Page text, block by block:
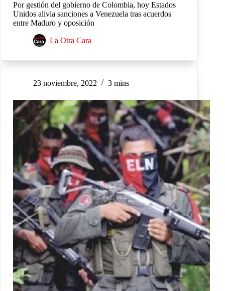
Por gestión del gobierno de Colombia, hoy Estados
Unidos alivia sanciones a Venezuela tras acuerdos
entre Maduro y oposición
La Otra Cara
23 noviembre, 2022 3 mins